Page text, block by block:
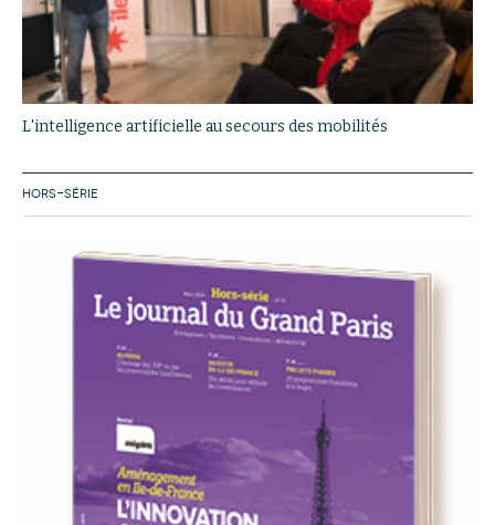
L'intelligence artificielle au secours des mobilités
HORS-SÉRIE